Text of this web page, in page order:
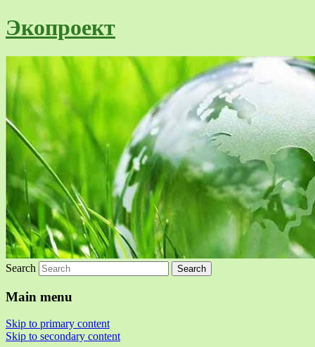
Экопроект
Search
Main menu
Skip to primary content
Skip to secondary content